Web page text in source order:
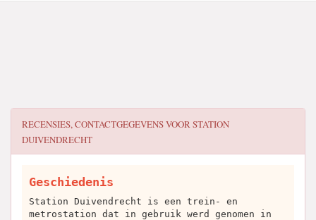
RECENSIES, CONTACTGEGEVENS VOORSTATION
DUIVENDRECHT
Geschiedenis
Station Duivendrecht is een trein- en
metrostation dat in gebruik werd genomen in